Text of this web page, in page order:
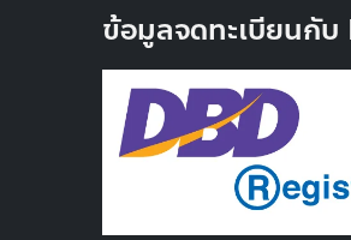
ข้อมูลจดทะเบียนกับ